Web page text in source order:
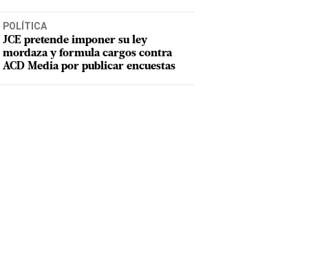
POLÍTICA
JCE pretende imponer su ley
mordaza y formula cargos contra
ACD Media por publicar encuestas